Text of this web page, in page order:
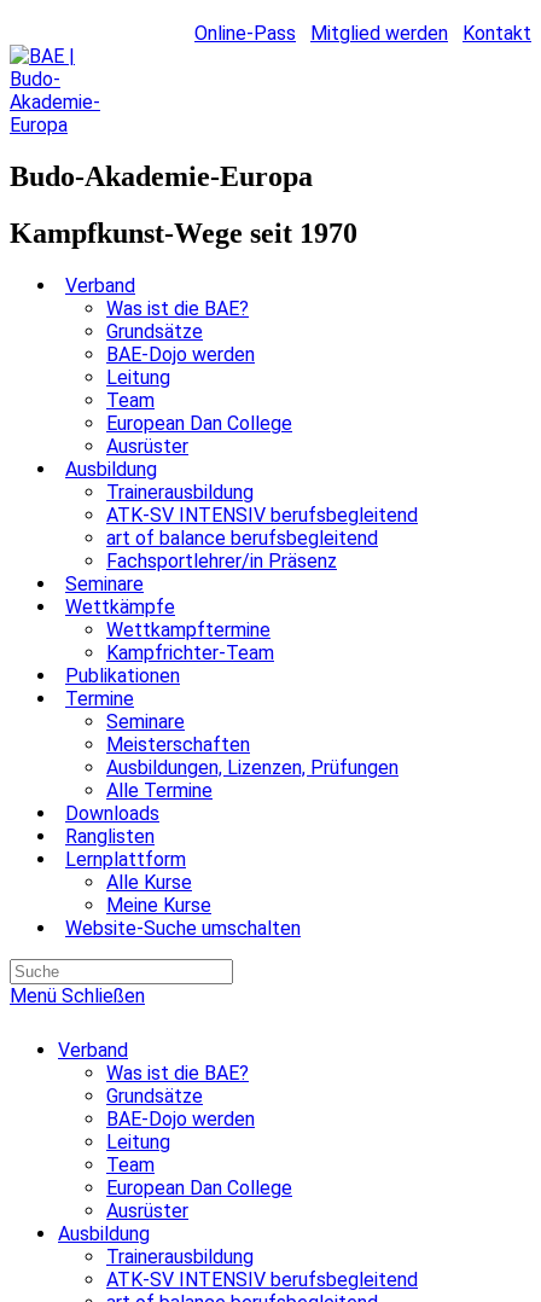
Online-Pass Mitglied werden Kontakt
Budo-Akademie-Europa
Kampfkunst-Wege seit 1970
Verband
Was ist die BAE?
Grundsätze
BAE-Dojo werden
Leitung
Team
European Dan College
Ausrüster
Ausbildung
Trainerausbildung
ATK-SV INTENSIV berufsbegleitend
art of balance berufsbegleitend
Fachsportlehrer/in Präsenz
Seminare
Wettkämpfe
Wettkampftermine
Kampfrichter-Team
Publikationen
Termine
Seminare
Meisterschaften
Ausbildungen, Lizenzen, Prüfungen
Alle Termine
Downloads
Ranglisten
Lernplattform
Alle Kurse
Meine Kurse
Website-Suche umschalten
Menü Schließen
Verband
Was ist die BAE?
Grundsätze
BAE-Dojo werden
Leitung
Team
European Dan College
Ausrüster
Ausbildung
Trainerausbildung
ATK-SV INTENSIV berufsbegleitend